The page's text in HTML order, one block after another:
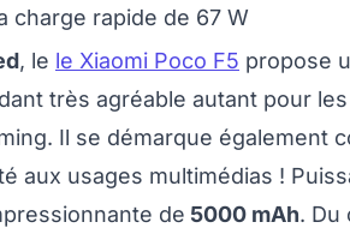
charge rapide de 67 W
, le le Xiaomi Poco F5 propose
très agréable autant pour
Il se démarque également
aux usages multimédias !
de 5000 mAh. Du